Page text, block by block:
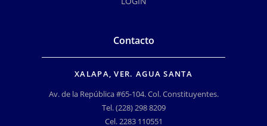
Contacto
XALAPA, VER. AGUA SANTA
Av. de la República #65-104. Col. Constituyentes.
Tel. (228) 298 8209
Cel. 2283 110551